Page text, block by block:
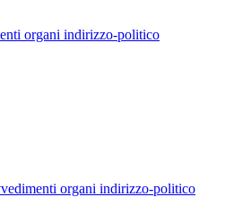
organi indirizzo-politico
organi indirizzo-politico